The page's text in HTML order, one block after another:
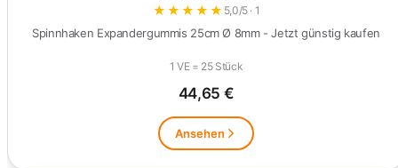
★ ★ ★ ★ ★ 5,0/5 · 1
Spinnhaken Expandergummis 25cm Ø 8mm - Jetzt günstig kaufen
1 VE = 25 Stück
44,65 €
Ansehen